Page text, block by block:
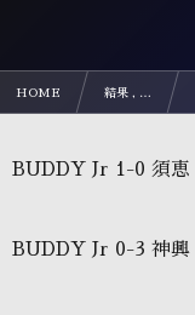
HOME 結果 , …
BUDDY Jr 1-0 須恵
BUDDY Jr 0-3 神興